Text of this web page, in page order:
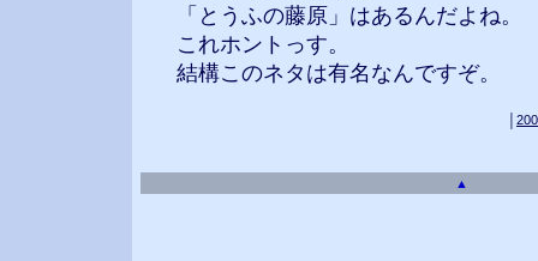
「とうふの藤原」はあるんだよね。
これホントっす。
結構このネタは有名なんですぞ。
▲